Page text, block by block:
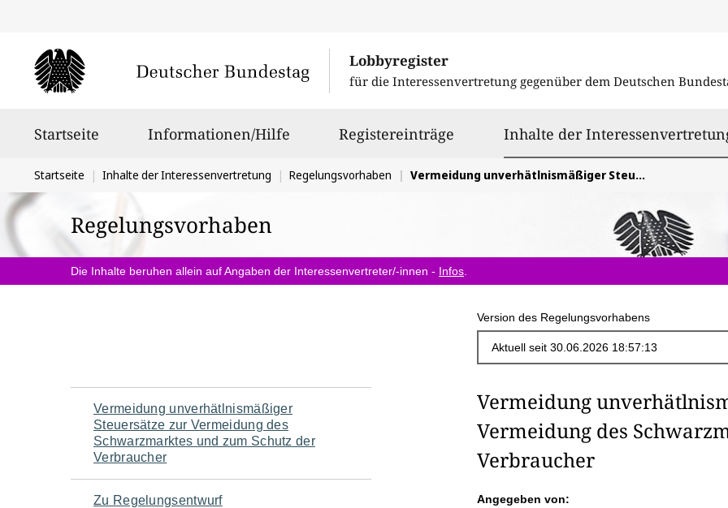
Lobbyregister
für die Interessenvertretung gegenüber dem Deutschen
Startseite Informationen/Hilfe Registereinträge Inhalte der
Sie
befinden
sich
hier:
Startseite Inhalte der Interessenvertretung Regelungsvorhaben Vermeidung unverhätlnismäßiger Steuersätze zur Vermeidung des Schwarzmarktes und zum Schutz der Verbraucher
Regelungsvorhaben
Die Inhalte beruhen allein auf Angaben der Interessenvertreter/-innen - Infos
Version des Regelungsvorhabens
Navigation
für
den
Vermeidung unverhätlnismäßiger
Steuersätze zur Vermeidung des
Schwarzmarktes und zum Schutz der
Verbraucher
Zu Regelungsentwurf
Vermeidung
Vermeidung des
Verbraucher
Angegeben von: